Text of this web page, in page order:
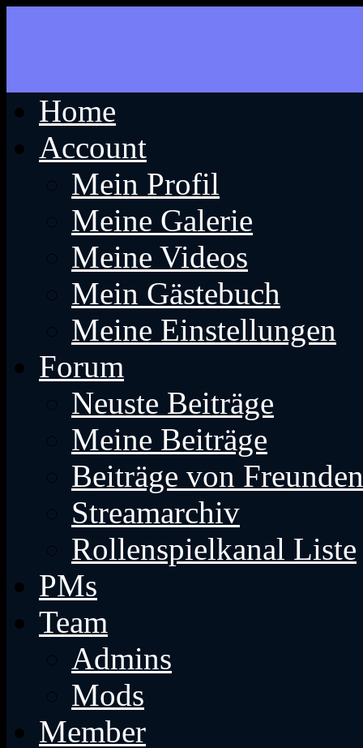
Home
Account
Mein Profil
Meine Galerie
Meine Videos
Mein Gästebuch
Meine Einstellungen
Forum
Neuste Beiträge
Meine Beiträge
Beiträge von Freunden
Streamarchiv
Rollenspielkanal Liste
PMs
Team
Admins
Mods
Member